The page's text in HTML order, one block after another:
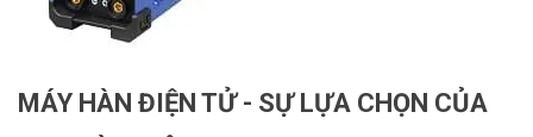
MÁY HÀN ĐIỆN TỬ - SỰ LỰA CHỌN CỦA